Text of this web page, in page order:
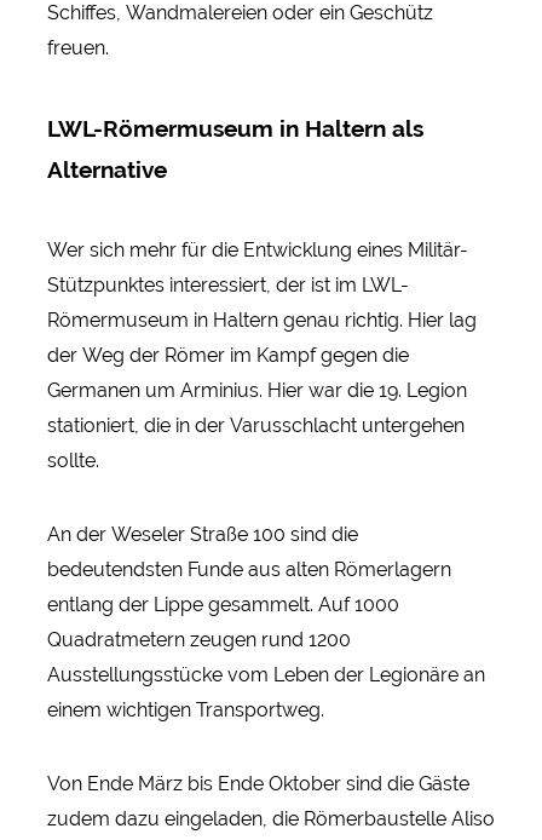
Schiffes, Wandmalereien oder ein Geschütz
freuen.
LWL-Römermuseum in Haltern als
Alternative
Wer sich mehr für die Entwicklung eines Militär-
Stützpunktes interessiert, der ist im LWL-
Römermuseum in Haltern genau richtig. Hier lag
der Weg der Römer im Kampf gegen die
Germanen um Arminius. Hier war die 19. Legion
stationiert, die in der Varusschlacht untergehen
sollte.
An der Weseler Straße 100 sind die
bedeutendsten Funde aus alten Römerlagern
entlang der Lippe gesammelt. Auf 1000
Quadratmetern zeugen rund 1200
Ausstellungsstücke vom Leben der Legionäre an
einem wichtigen Transportweg.
Von Ende März bis Ende Oktober sind die Gäste
zudem dazu eingeladen, die Römerbaustelle Aliso